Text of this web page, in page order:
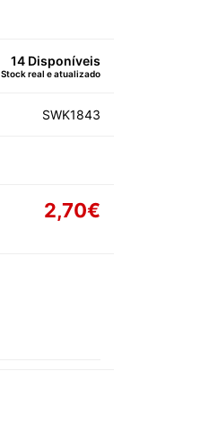
14 Disponíveis
Stock real e atualizado
SWK1843
2,70€